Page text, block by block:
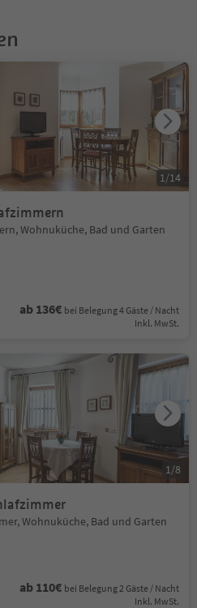
Wohnuküche, Bad und Garten
ab 136€ bei Belegung 4 Gäste / Nacht
Inkl. MwSt.
1/14
Wohnuküche, Bad und Garten
ab 110€ bei Belegung 2 Gäste / Nacht
Inkl. MwSt.
1/8